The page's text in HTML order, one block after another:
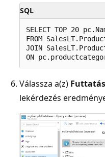
SQL
SELECT TOP 20
FROM
JOIN
Válassza a(z) Futtatás
lekérdezés